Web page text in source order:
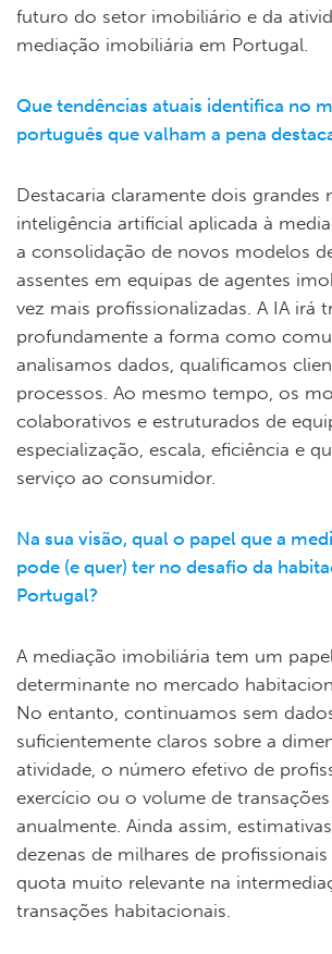
futuro do setor imobiliário e da
mediação imobiliária em Portugal.
Que tendências atuais identifica no
português que valham a pena
Destacaria claramente dois grandes
inteligência artificial aplicada à
a consolidação de novos modelos
assentes em equipas de agentes
vez mais profissionalizadas. A IA irá
profundamente a forma como
analisamos dados, qualificamos
processos. Ao mesmo tempo, os
colaborativos e estruturados de
especialização, escala, eficiência e
serviço ao consumidor.
Na sua visão, qual o papel que a
pode (e quer) ter no desafio da
Portugal?
A mediação imobiliária tem um
determinante no mercado
No entanto, continuamos sem
suficientemente claros sobre a
atividade, o número efetivo de
exercício ou o volume de
anualmente. Ainda assim,
dezenas de milhares de
quota muito relevante na
transações habitacionais.